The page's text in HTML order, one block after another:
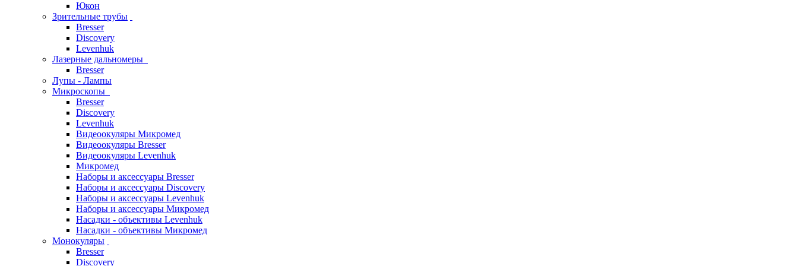
Юкон
Зрительные трубы
Bresser
Discovery
Levenhuk
Лазерные дальномеры
Bresser
Лупы - Лампы
Микроскопы
Bresser
Discovery
Levenhuk
Видеоокуляры Микромед
Видеоокуляры Bresser
Видеоокуляры Levenhuk
Микромед
Наборы и аксессуары Bresser
Наборы и аксессуары Discovery
Наборы и аксессуары Levenhuk
Наборы и аксессуары Микромед
Насадки - объективы Levenhuk
Насадки - объективы Микромед
Монокуляры
Bresser
Discovery